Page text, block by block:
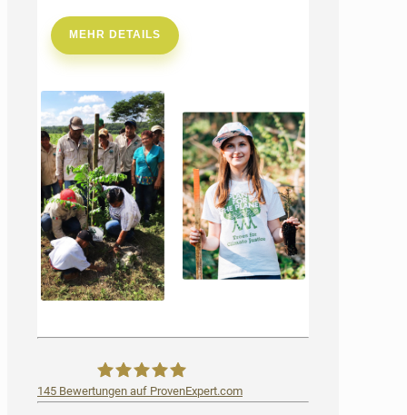
MEHR DETAILS
145 Bewertungen auf ProvenExpert.com